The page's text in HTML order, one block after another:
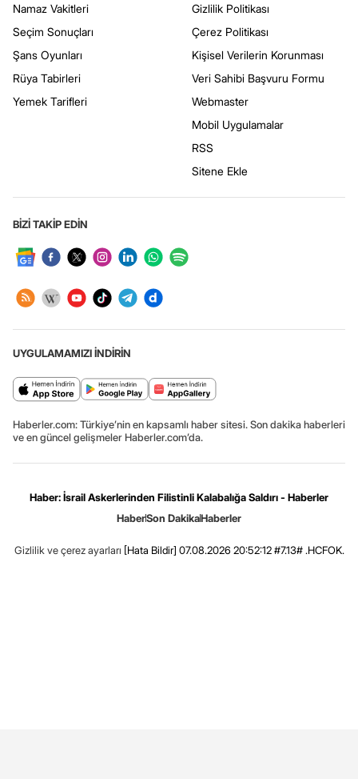
Namaz Vakitleri
Seçim Sonuçları
Şans Oyunları
Rüya Tabirleri
Yemek Tarifleri
Gizlilik Politikası
Çerez Politikası
Kişisel Verilerin Korunması
Veri Sahibi Başvuru Formu
Webmaster
Mobil Uygulamalar
RSS
Sitene Ekle
BİZİ TAKİP EDİN
UYGULAMAMIZI İNDİRİN
Haberler.com: Türkiye’nin en kapsamlı haber sitesi. Son dakika haberleri
ve en güncel gelişmeler Haberler.com’da.
Haber: İsrail Askerlerinden Filistinli Kalabalığa Saldırı - Haberler
HaberSon DakikaHaberler
Gizlilik ve çerez ayarları [Hata Bildir] 07.08.2026 20:52:12 #7.13# .HCFOK.